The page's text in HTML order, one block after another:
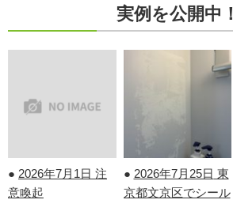
実例を公開中！
● 2026年7月1日 注
意喚起
● 2026年7月25日 東
京都文京区でシール